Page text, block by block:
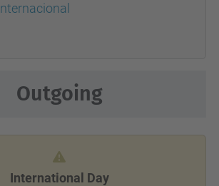
Outgoing
International Day